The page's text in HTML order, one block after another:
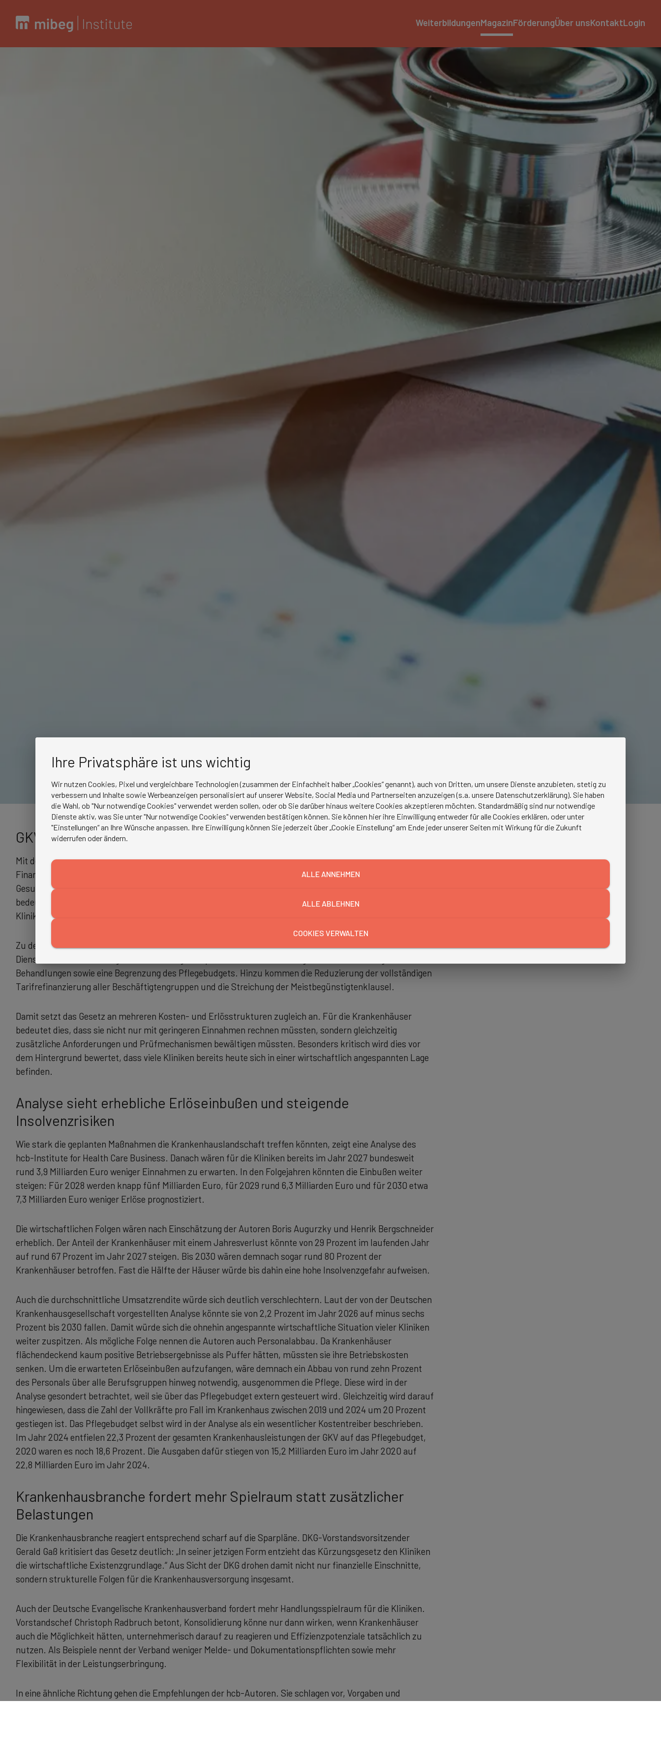
WeiterbildungenMagazinFörderungÜber unsKontaktLogin
GKV-Spargesetz könnte Kliniken finanziell deutlich belasten
Mit dem geplanten GKV-Beitragssatzstabilisierungsgesetz will die Bundesregierung auf die angespannte
Finanzlage der gesetzlichen Krankenversicherung reagieren und die Ausgabenentwicklung im
Gesundheitswesen bremsen. Für die Krankenhäuser könnte das Gesetz jedoch erhebliche Einschnitte
bedeuten. Vorgesehen sind mehrere Maßnahmen, die direkt in die Finanzierung und Organisation der
Kliniken eingreifen.
Zu den geplanten Regelungen zählen unter anderem Anpassungen bei den Prüfquoten des Medizinischen
Dienstes, eine Erweiterung des Prüfauftrags, verpflichtende Zweitmeinungsverfahren bei mengensensitiven
Behandlungen sowie eine Begrenzung des Pflegebudgets. Hinzu kommen die Reduzierung der vollständigen
Tarifrefinanzierung aller Beschäftigtengruppen und die Streichung der Meistbegünstigtenklausel.
Damit setzt das Gesetz an mehreren Kosten- und Erlösstrukturen zugleich an. Für die Krankenhäuser
bedeutet dies, dass sie nicht nur mit geringeren Einnahmen rechnen müssten, sondern gleichzeitig
zusätzliche Anforderungen und Prüfmechanismen bewältigen müssten. Besonders kritisch wird dies vor
dem Hintergrund bewertet, dass viele Kliniken bereits heute sich in einer wirtschaftlich angespannten Lage
befinden.
Analyse sieht erhebliche Erlöseinbußen und steigende
Insolvenzrisiken
Wie stark die geplanten Maßnahmen die Krankenhauslandschaft treffen könnten, zeigt eine Analyse des
hcb-Institute for Health Care Business. Danach wären für die Kliniken bereits im Jahr 2027 bundesweit
rund 3,9 Milliarden Euro weniger Einnahmen zu erwarten. In den Folgejahren könnten die Einbußen weiter
steigen: Für 2028 werden knapp fünf Milliarden Euro, für 2029 rund 6,3 Milliarden Euro und für 2030 etwa
7,3 Milliarden Euro weniger Erlöse prognostiziert.
Die wirtschaftlichen Folgen wären nach Einschätzung der Autoren Boris Augurzky und Henrik Bergschneider
erheblich. Der Anteil der Krankenhäuser mit einem Jahresverlust könnte von 29 Prozent im laufenden Jahr
auf rund 67 Prozent im Jahr 2027 steigen. Bis 2030 wären demnach sogar rund 80 Prozent der
Krankenhäuser betroffen. Fast die Hälfte der Häuser würde bis dahin eine hohe Insolvenzgefahr aufweisen.
Auch die durchschnittliche Umsatzrendite würde sich deutlich verschlechtern. Laut der von der Deutschen
Krankenhausgesellschaft vorgestellten Analyse könnte sie von 2,2 Prozent im Jahr 2026 auf minus sechs
Prozent bis 2030 fallen. Damit würde sich die ohnehin angespannte wirtschaftliche Situation vieler Kliniken
weiter zuspitzen. Als mögliche Folge nennen die Autoren auch Personalabbau. Da Krankenhäuser
flächendeckend kaum positive Betriebsergebnisse als Puffer hätten, müssten sie ihre Betriebskosten
senken. Um die erwarteten Erlöseinbußen aufzufangen, wäre demnach ein Abbau von rund zehn Prozent
des Personals über alle Berufsgruppen hinweg notwendig, ausgenommen die Pflege. Diese wird in der
Analyse gesondert betrachtet, weil sie über das Pflegebudget extern gesteuert wird. Gleichzeitig wird darauf
hingewiesen, dass die Zahl der Vollkräfte pro Fall im Krankenhaus zwischen 2019 und 2024 um 20 Prozent
gestiegen ist. Das Pflegebudget selbst wird in der Analyse als ein wesentlicher Kostentreiber beschrieben.
Im Jahr 2024 entfielen 22,3 Prozent der gesamten Krankenhausleistungen der GKV auf das Pflegebudget,
2020 waren es noch 18,6 Prozent. Die Ausgaben dafür stiegen von 15,2 Milliarden Euro im Jahr 2020 auf
22,8 Milliarden Euro im Jahr 2024.
Krankenhausbranche fordert mehr Spielraum statt zusätzlicher
Belastungen
Die Krankenhausbranche reagiert entsprechend scharf auf die Sparpläne. DKG-Vorstandsvorsitzender
Gerald Gaß kritisiert das Gesetz deutlich: „In seiner jetzigen Form entzieht das Kürzungsgesetz den Kliniken
die wirtschaftliche Existenzgrundlage.“ Aus Sicht der DKG drohen damit nicht nur finanzielle Einschnitte,
sondern strukturelle Folgen für die Krankenhausversorgung insgesamt.
Auch der Deutsche Evangelische Krankenhausverband fordert mehr Handlungsspielraum für die Kliniken.
Vorstandschef Christoph Radbruch betont, Konsolidierung könne nur dann wirken, wenn Krankenhäuser
auch die Möglichkeit hätten, unternehmerisch darauf zu reagieren und Effizienzpotenziale tatsächlich zu
nutzen. Als Beispiele nennt der Verband weniger Melde- und Dokumentationspflichten sowie mehr
Flexibilität in der Leistungserbringung.
In eine ähnliche Richtung gehen die Empfehlungen der hcb-Autoren. Sie schlagen vor, Vorgaben und
Ihre Privatsphäre ist uns wichtig
Wir nutzen Cookies, Pixel und vergleichbare Technologien (zusammen der Einfachheit halber „Cookies“ genannt), auch von Dritten, um unsere Dienste anzubieten, stetig zu
verbessern und Inhalte sowie Werbeanzeigen personalisiert auf unserer Website, Social Media und Partnerseiten anzuzeigen (s.a. unsere Datenschutzerklärung). Sie haben
die Wahl, ob "Nur notwendige Cookies" verwendet werden sollen, oder ob Sie darüber hinaus weitere Cookies akzeptieren möchten. Standardmäßig sind nur notwendige
Dienste aktiv, was Sie unter "Nur notwendige Cookies" verwenden bestätigen können. Sie können hier ihre Einwilligung entweder für alle Cookies erklären, oder unter
"Einstellungen“ an Ihre Wünsche anpassen. Ihre Einwilligung können Sie jederzeit über „Cookie Einstellung“ am Ende jeder unserer Seiten mit Wirkung für die Zukunft
widerrufen oder ändern.
ALLE ANNEHMEN
ALLE ABLEHNEN
COOKIES VERWALTEN